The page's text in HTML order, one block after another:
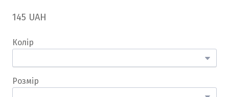
145 UAH
Колір
Розмір